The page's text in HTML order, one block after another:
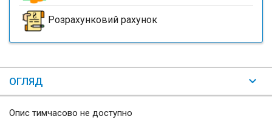
Розрахунковий рахунок
ОГЛЯД
Опис тимчасово не доступно